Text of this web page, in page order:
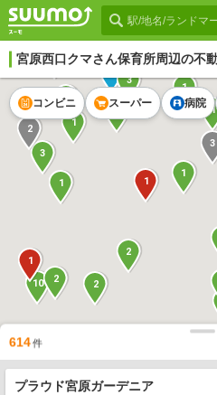
宮原西口クマさん保育所周辺の不
10
2
1
2
3
3
1
1
2
2
1
2
1
1
1
1
1
3
コンビニ スーパー 病院
614件
プラウド宮原ガーデニア